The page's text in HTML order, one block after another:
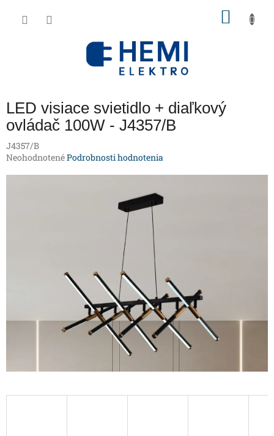
LED visiace svietidlo + diaľkový
ovládač 100W - J4357/B
J4357/B
Priemerné
NeohodnotenéPodrobnosti hodnotenia